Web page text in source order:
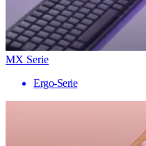
MX Serie
Ergo-Serie